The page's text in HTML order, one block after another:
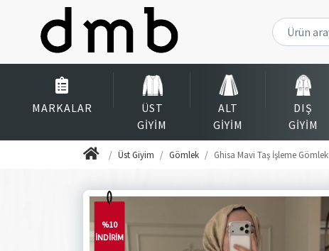
MARKALAR
ÜST
GIYIM
ALT
GIYIM
DIŞ
GIYIM
Üst Giyim Gömlek Ghisa Mavi Taş İşleme Gömlek
%10
İNDİRİM